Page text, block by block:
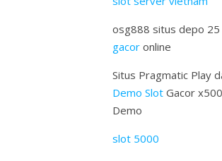
osg888 situs depo 25
gacor online
Situs Pragmatic Play
Demo Slot Gacor
Demo
slot 5000